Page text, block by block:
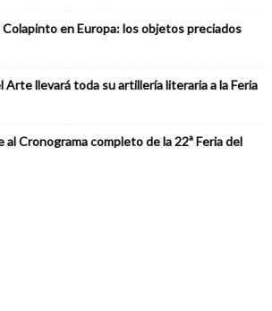
Colapinto en Europa: los objetos preciados
Arte llevará toda su artillería literaria a la Feria
al Cronograma completo de la 22ª Feria del